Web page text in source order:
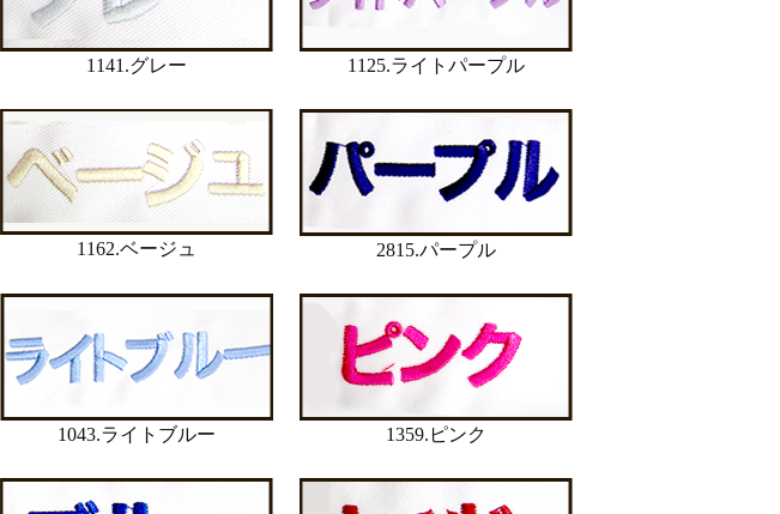
1141.グレー 1125.ライトパープル
1162.ベージュ 2815.パープル
1043.ライトブルー 1359.ピンク